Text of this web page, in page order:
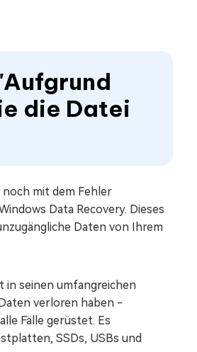
die Datei
mit dem Fehler
Data Recovery. Dieses
Daten von Ihrem
in seinen umfangreichen
verloren haben -
Fälle gerüstet. Es
SSDs, USBs und